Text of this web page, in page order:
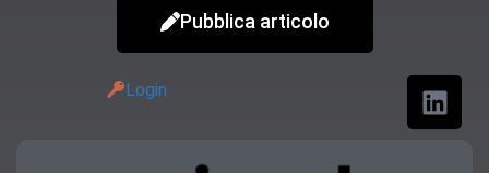
Pubblica articolo
Login